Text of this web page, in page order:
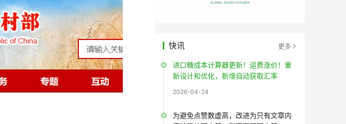
快讯 更多
进口糖成本计算器更新！运费涨价！重
新设计和优化，新增自动获取汇率
2026-04-24
为避免点赞数虚高，改进为只有文章内